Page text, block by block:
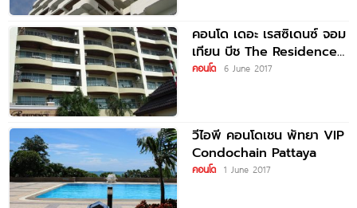
คอนโด เดอะ เรสซิเดนซ์ จอม
เทียน บีช The Residence
Jomtien Beach
คอนโด 6 June 2017
วีไอพี คอนโดเชน พัทยา VIP
Condochain Pattaya
คอนโด 1 June 2017